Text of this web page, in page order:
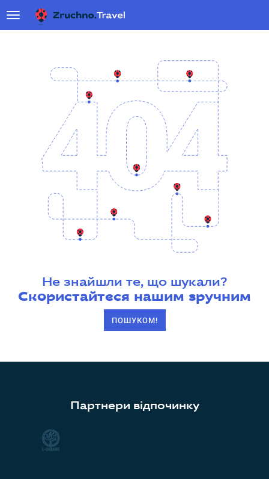
Не знайшли те, що шукали?
Скористайтеся нашим зручним
ПОШУКОМ!
Партнери відпочинку